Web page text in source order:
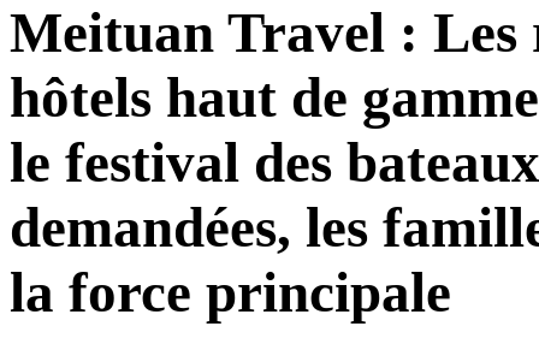
Meituan Travel : Les
hôtels haut de
le festival des
demandées, les
la force principale